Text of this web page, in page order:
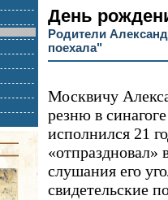
День
Родители
поехала"
Москвичу
резню в
исполнился 21
«отпраздновал»
слушания его
свидетельские